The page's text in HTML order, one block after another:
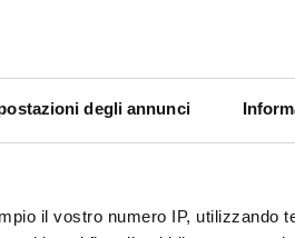
degli annunci
il vostro numero IP, utilizzando